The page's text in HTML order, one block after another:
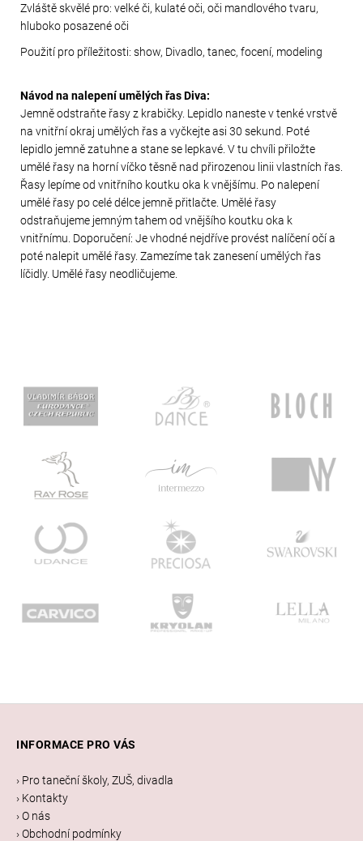
Zvláště skvělé pro: velké či, kulaté oči, oči mandlového tvaru,
hluboko posazené oči
Použití pro příležitosti: show, Divadlo, tanec, focení, modeling
Návod na nalepení umělých řas Diva:
Jemně odstraňte řasy z krabičky. Lepidlo naneste v tenké vrstvě
na vnitřní okraj umělých řas a vyčkejte asi 30 sekund. Poté
lepidlo jemně zatuhne a stane se lepkavé. V tu chvíli přiložte
umělé řasy na horní víčko těsně nad přirozenou linii vlastních řas.
Řasy lepíme od vnitřního koutku oka k vnějšímu. Po nalepení
umělé řasy po celé délce jemně přitlačte. Umělé řasy
odstraňujeme jemným tahem od vnějšího koutku oka k
vnitřnímu. Doporučení: Je vhodné nejdříve provést nalíčení očí a
poté nalepit umělé řasy. Zamezíme tak zanesení umělých řas
líčidly. Umělé řasy neodličujeme.
169
INFORMACE PRO VÁS
› Pro taneční školy, ZUŠ, divadla
› Kontakty
› O nás
› Obchodní podmínky